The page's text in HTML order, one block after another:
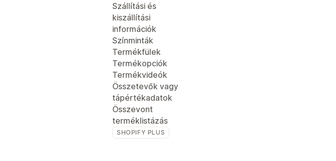
Szállítási és
kiszállítási
információk
Színminták
Termékfülek
Termékopciók
Termékvideók
Összetevők vagy
tápértékadatok
Összevont
terméklistázás
SHOPIFY PLUS